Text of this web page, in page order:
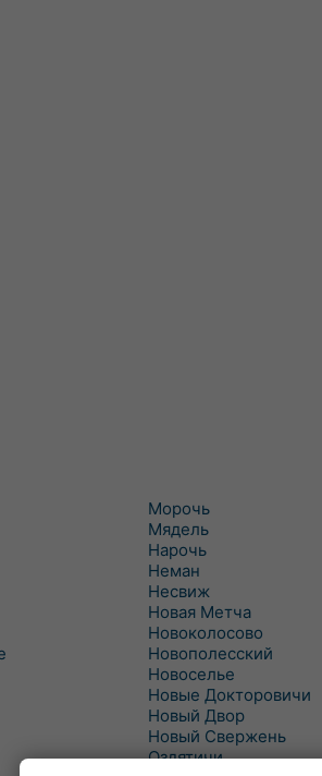
Морочь
Мядель
Нарочь
Неман
Несвиж
Новая Метча
Новоколосово
Новополесский
Новоселье
Новые Докторовичи
Новый Двор
Новый Свержень
Оздятичи